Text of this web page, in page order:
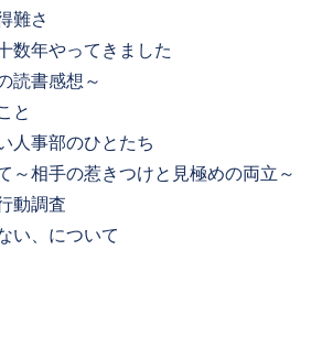
難さ
数年やってきました
読書感想～
と
人事部のひとたち
～相手の惹きつけと見極めの両立～
動調査
い、について